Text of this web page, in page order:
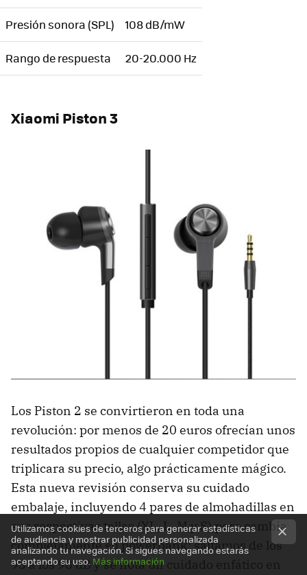
Presión sonora (SPL) 108 dB/mW
Rango de respuesta 20-20.000 Hz
Xiaomi Piston 3
Los Piston 2 se convirtieron en toda una
revolución: por menos de 20 euros ofrecían unos
resultados propios de cualquier competidor que
triplicara su precio, algo prácticamente mágico.
Esta nueva revisión conserva su cuidado
embalaje, incluyendo 4 pares de almohadillas en
sus respectivas tallas (XL, L, M y S) pero cambia
completamente su powerbank: saltamos de los
93 a los 98 dB y se nota un cuidado enfático en
Utilizamos cookies de terceros para generar estadísticas
de audiencia y mostrar publicidad personalizada
analizando tu navegación. Si sigues navegando estarás
aceptando su uso. Más información